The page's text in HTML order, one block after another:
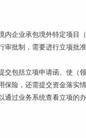
企业承包境外特定项目
批制，需要进行立项批准
包括立项申请函、使（
保险，还需提交资金落
过业务系统查看立项的